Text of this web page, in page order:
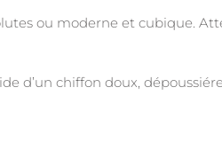
ou moderne et cubique.
d’un chiffon doux,